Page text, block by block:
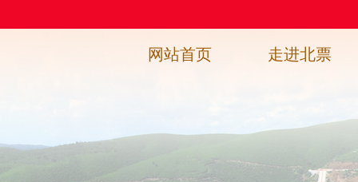
网站首页 走进北票